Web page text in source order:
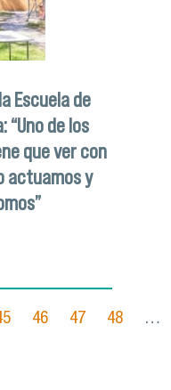
Escuela de
de los
que ver con
actuamos y
46 47 48 …